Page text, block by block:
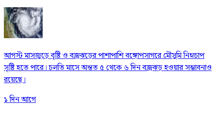
আগস্ট মাসজুড়ে বৃষ্টি ও বজ্রঝড়ের পাশাপাশি বঙ্গোপসাগরে মৌসুমি নিম্নচাপ
সৃষ্টি হতে পারে। চলতি মাসে অন্তত ৫ থেকে ৬ দিন বজ্রঝড় হওয়ার সম্ভাবনাও
রয়েছে।
১ দিন আগে